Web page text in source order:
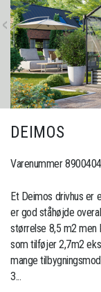
DEIMOS
Varenummer
Et Deimos drivhus
er god ståhøjde
størrelse 8,5 m2 men
som tilføjer 2,7m2
mange
3...